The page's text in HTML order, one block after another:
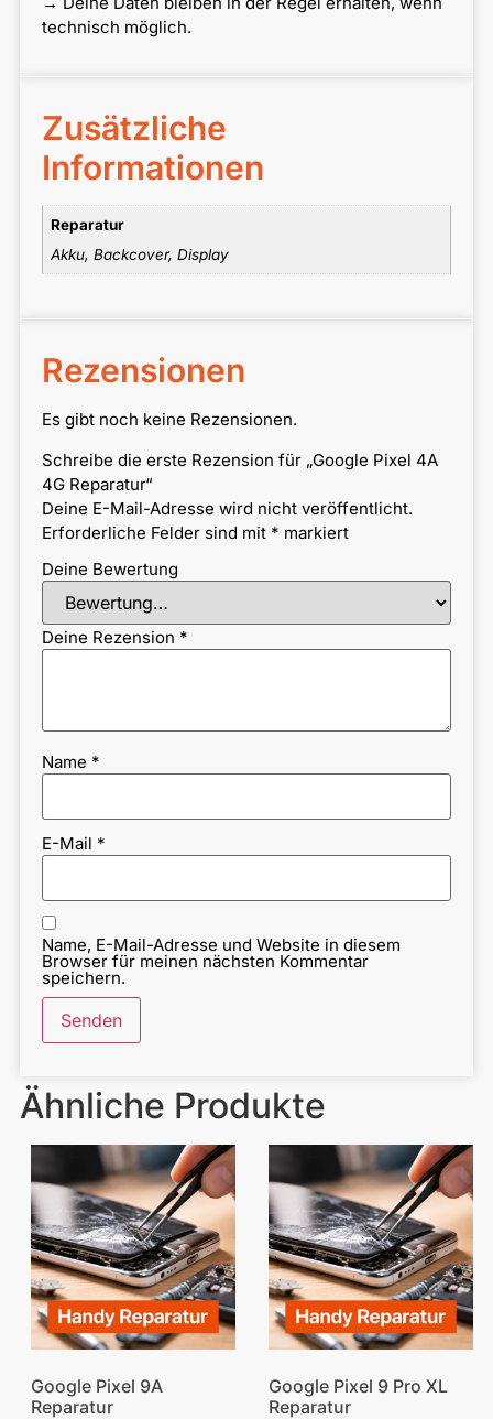
technisch möglich.
Zusätzliche
Informationen
Reparatur
Akku, Backcover, Display
Rezensionen
Es gibt noch keine Rezensionen.
Schreibe die erste Rezension für „Google Pixel 4A
4G Reparatur“
Deine E-Mail-Adresse wird nicht veröffentlicht.
Erforderliche Felder sind mit * markiert
Deine Bewertung
Deine Rezension *
Name *
E-Mail *
Name, E-Mail-Adresse und Website in diesem
Browser für meinen nächsten Kommentar
speichern.
Ähnliche Produkte
Google Pixel 9A
Reparatur
Google Pixel 9 Pro XL
Reparatur